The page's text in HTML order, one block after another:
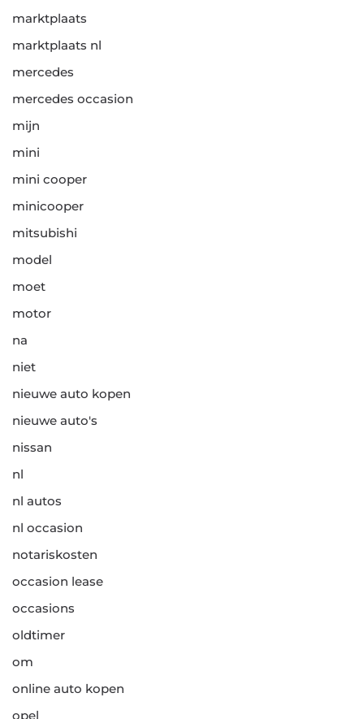
marktplaats
marktplaats nl
mercedes
mercedes occasion
mijn
mini
mini cooper
minicooper
mitsubishi
model
moet
motor
na
niet
nieuwe auto kopen
nieuwe auto's
nissan
nl
nl autos
nl occasion
notariskosten
occasion lease
occasions
oldtimer
om
online auto kopen
opel